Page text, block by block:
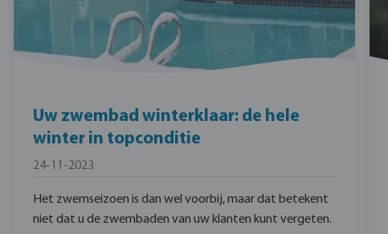
Uw zwembad winterklaar: de hele
winter in topconditie
24-11-2023
Het zwemseizoen is dan wel voorbij, maar dat betekent
niet dat u de zwembaden van uw klanten kunt vergeten.